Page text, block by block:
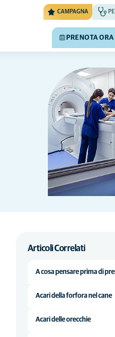
CAMPAGNA
PRENOTA ORA
Articoli Correlati
A cosa pensare prima di
Acari della forfora nel cane
Acari delle orecchie